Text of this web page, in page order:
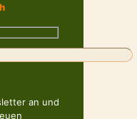
an und